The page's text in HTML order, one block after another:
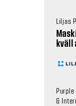
Liljas
Purple
&